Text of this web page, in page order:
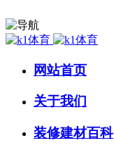
网站首页
关于我们
装修建材百科